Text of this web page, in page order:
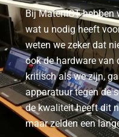
Bij MatenICT
wat u nodig heeft
weten we zeker dat
ook de hardware van
kritisch als we zijn,
apparatuur tegen de
de kwaliteit heeft dit
maar zelden een